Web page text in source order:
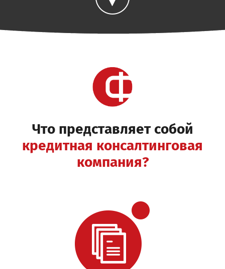
Что представляет собой
кредитная консалтинговая
компания?